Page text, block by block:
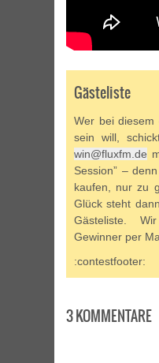
Gästeliste
Wer bei diesem
sein will,
win@fluxfm.de
Session” –
kaufen, nur zu
Glück steht
Gästeliste.
Gewinner per
:contestfooter:
3 KOMMENTARE